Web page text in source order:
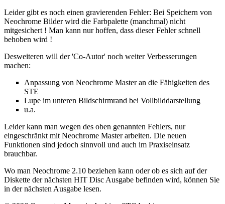
Leider gibt es noch einen gravierenden Fehler: Bei Speichern von
Neochrome Bilder wird die Farbpalette (manchmal) nicht
mitgesichert ! Man kann nur hoffen, dass dieser Fehler schnell
behoben wird !
Desweiteren will der 'Co-Autor' noch weiter Verbesserungen
machen:
Anpassung von Neochrome Master an die Fähigkeiten des
STE
Lupe im unteren Bildschirmrand bei Vollbilddarstellung
u.a.
Leider kann man wegen des oben genannten Fehlers, nur
eingeschränkt mit Neochrome Master arbeiten. Die neuen
Funktionen sind jedoch sinnvoll und auch im Praxiseinsatz
brauchbar.
Wo man Neochrome 2.10 beziehen kann oder ob es sich auf der
Diskette der nächsten HIT Disc Ausgabe befinden wird, können Sie
in der nächsten Ausgabe lesen.